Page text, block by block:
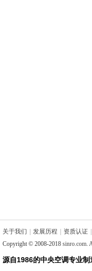
关于我们 发展历程 资质认证
Copyright © 2008-2018 sinro.com.
源自1986的中央空调专业